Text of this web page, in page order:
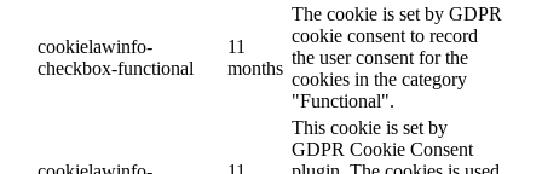
cookielawinfo-
checkbox-functional
11
months
The cookie is set by GDPR
cookie consent to record
the user consent for the
cookies in the category
"Functional".
This cookie is set by
GDPR Cookie Consent